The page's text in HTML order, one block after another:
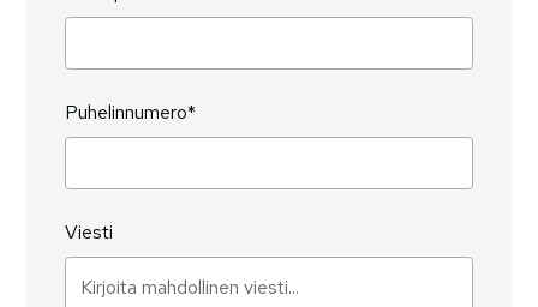
Puhelinnumero*
Viesti